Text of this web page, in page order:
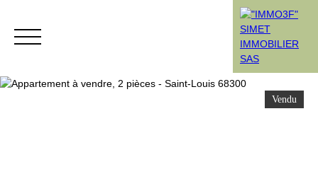
Vendu